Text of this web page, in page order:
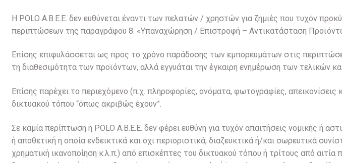
Η POLO A.B.E.E. δεν ευθύνεται έναντι των πελατών / χρηστών για ζημιές που τυχόν
περιπτώσεων της παραγράφου 8. «Υπαναχώρηση / Επιστροφή – Αντικατάσταση
Επίσης επιφυλάσσεται ως προς το χρόνο παράδοσης των εμπορευμάτων στις
τη διαθεσιμότητα των προϊόντων, αλλά εγγυάται την έγκαιρη ενημέρωση των τελικών
Επίσης παρέχει το περιεχόμενο (π.χ. πληροφορίες, ονόματα, φωτογραφίες, απεικονίσεις
δικτυακού τόπου “όπως ακριβώς έχουν”.
Σε καμία περίπτωση η POLO A.B.E.E. δεν φέρει ευθύνη για τυχόν απαιτήσεις νομικής ή
ή αποθετική η οποία ενδεικτικά και όχι περιοριστικά, διαζευκτικά ή/και σωρευτικά
χρηματική ικανοποίηση κ.λ.π.) από επισκέπτες του δικτυακού τόπου ή τρίτους από αιτία